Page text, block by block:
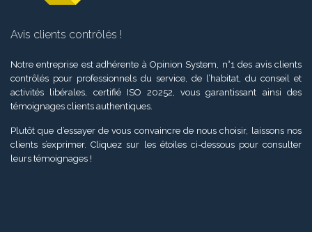
Avis clients contrôlés !
Notre entreprise est adhérente à Opinion System, n°1 des avis clients
contrôlés pour professionnels du service, de l’habitat, du conseil et
activités libérales, certifié ISO 20252, vous garantissant ainsi des
témoignages clients authentiques.
Plutôt que d’essayer de vous convaincre de nous choisir, laissons nos
clients s’exprimer. Cliquez sur les étoiles ci-dessous pour consulter
leurs témoignages !